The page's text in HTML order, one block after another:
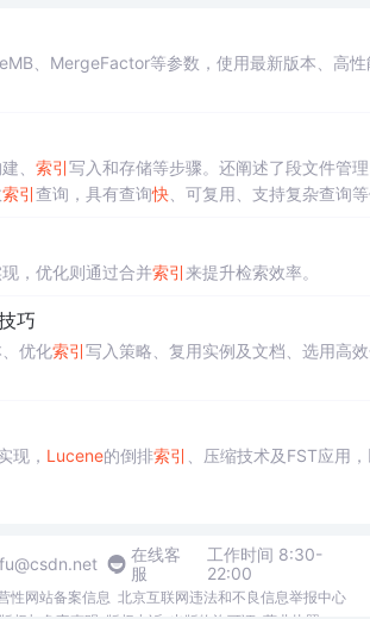
、MergeFactor等参数，使用最新版本、高性
、 索引写入和存储等步骤。还阐述了段文件管理
索引查询，具有查询快、可复用、支持复杂查询
，优化则通过合并索引 来提升检索效率。
巧
优化索引写入策略、复用实例及文档、选用高
现， Lucene的倒排索引
、压缩技术及FST应用，
在线客
服
工作时间 8:30-
22:00
性网站备案信息 北京互联网违法和不良信息举报中心